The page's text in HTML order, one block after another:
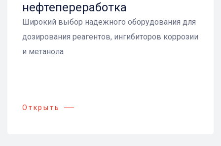
нефтепереработка
Широкий выбор надежного оборудования для
дозирования реагентов, ингибиторов коррозии
и метанола
Открыть